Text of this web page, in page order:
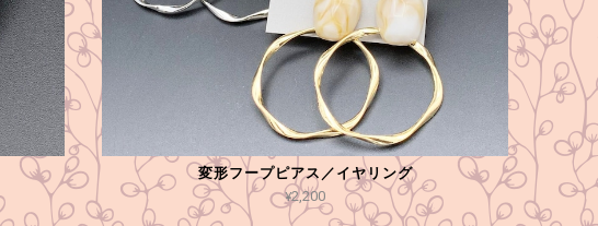
変形フープピアス／イヤリング
¥2,200